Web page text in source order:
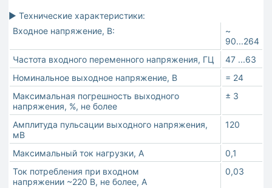
► Технические характеристики:
Входное напряжение, В:
~
90...264
Частота входного переменного напряжения, ГЦ
47 ...63
Номинальное выходное напряжение, В
= 24
Максимальная погрешность выходного
напряжения, %, не более
± 3
Амплитуда пульсации выходного напряжения,
мВ
120
Максимальный ток нагрузки, А
0,1
Ток потребления при входном
напряжении ~220 В, не более, А
0,03